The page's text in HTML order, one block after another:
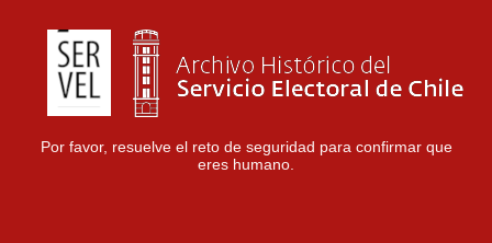
Por favor, resuelve el reto de seguridad para confirmar que
eres humano.